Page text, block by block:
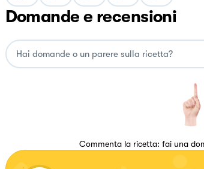
Domande e recensioni
Commenta la ricetta: fai una